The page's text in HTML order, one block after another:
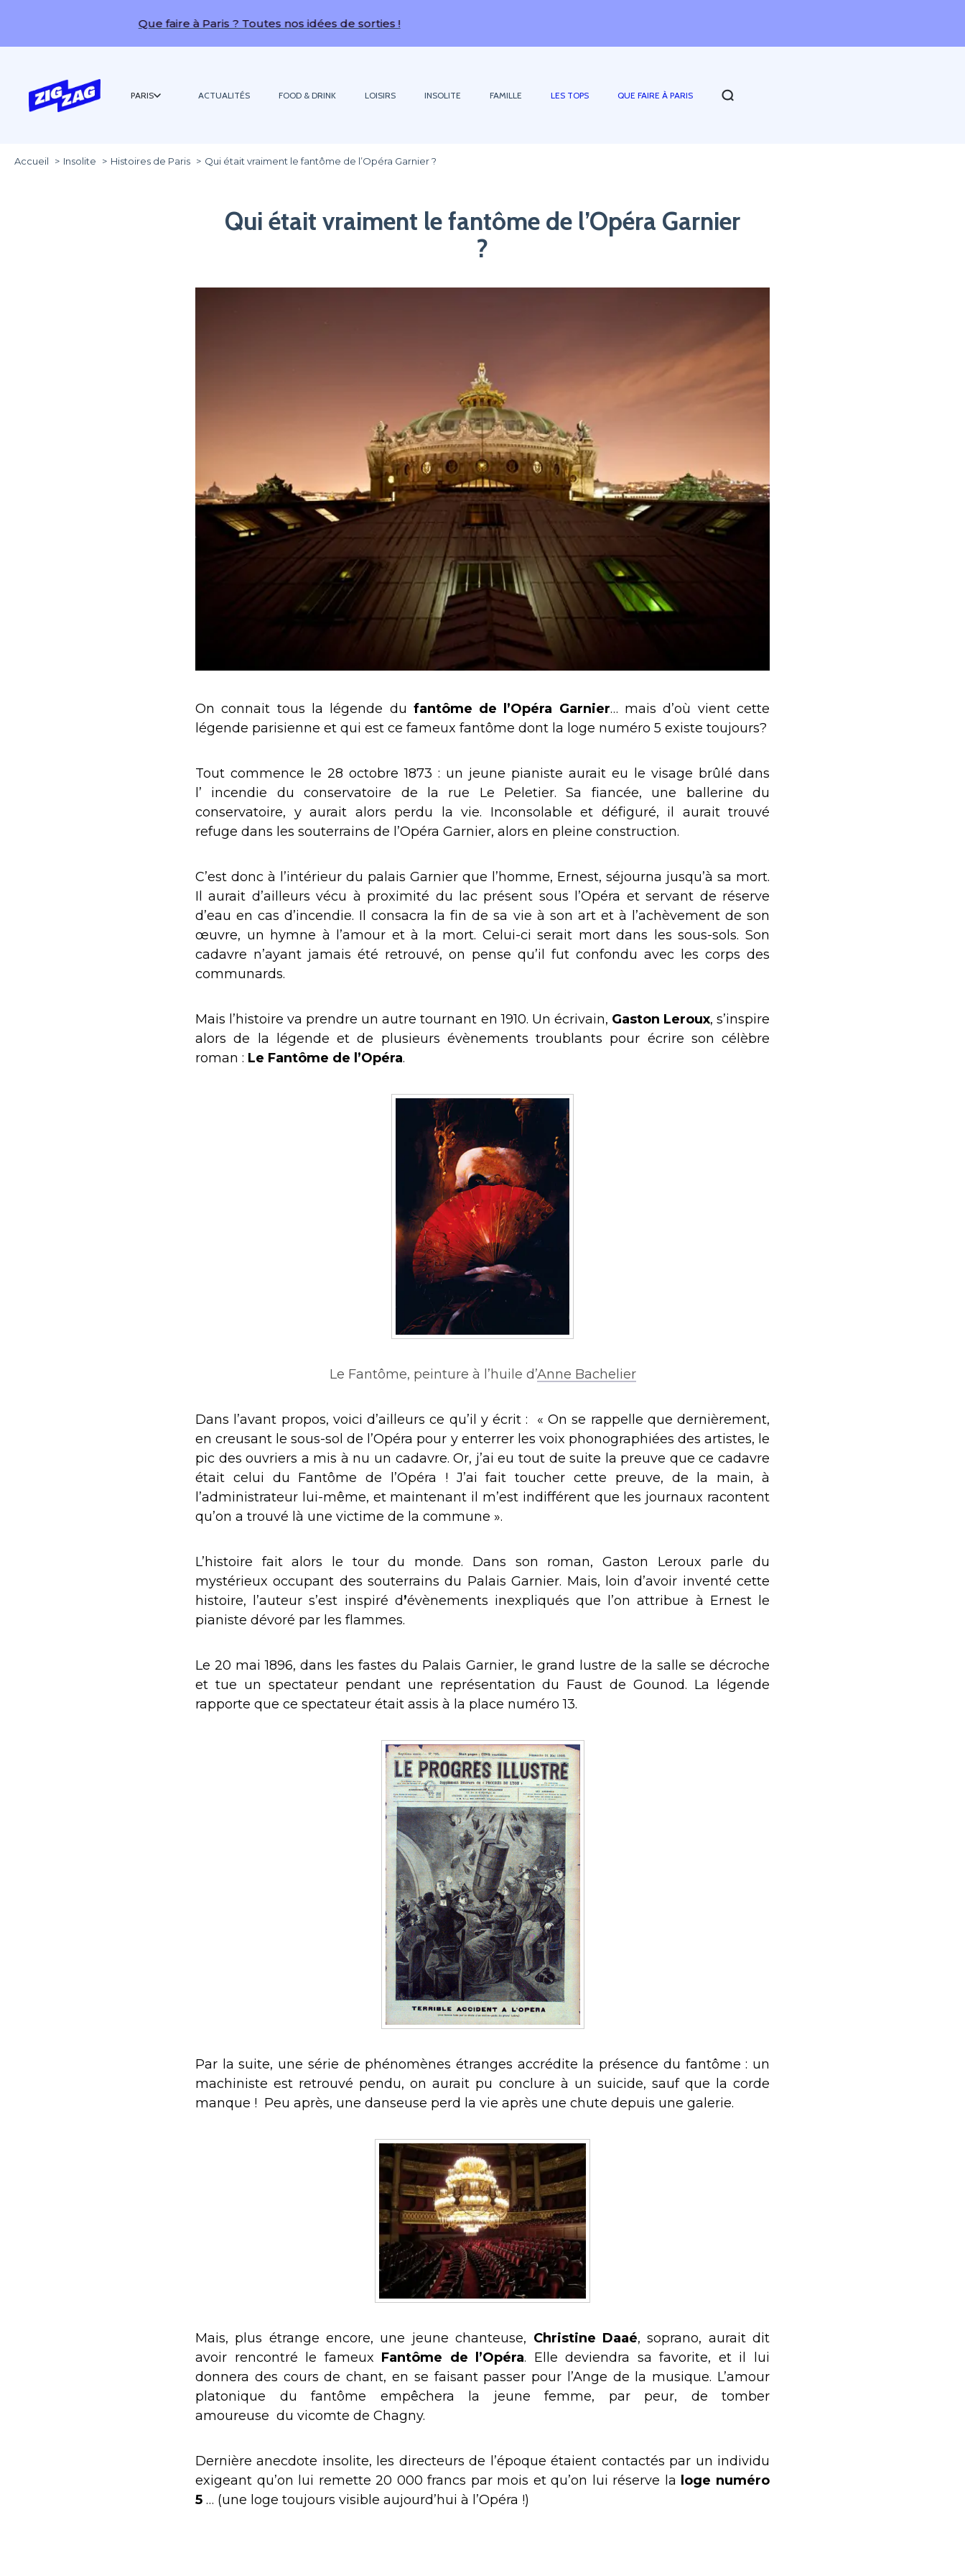
Que faire à Paris ? Toutes nos idées de sorties !
PARIS ACTUALITÉS FOOD & DRINK LOISIRS INSOLITE FAMILLE LES TOPS QUE FAIRE À PARIS
Accueil Insolite Histoires de Paris Qui était vraiment le fantôme de l’Opéra Garnier ?
Qui était vraiment le fantôme de l’Opéra Garnier
?
On connait tous la légende du fantôme de l’Opéra Garnier… mais d’où vient cette
légende parisienne et qui est ce fameux fantôme dont la loge numéro 5 existe toujours?
Tout commence le 28 octobre 1873 : un jeune pianiste aurait eu le visage brûlé dans
l’ incendie du conservatoire de la rue Le Peletier. Sa fiancée, une ballerine du
conservatoire, y aurait alors perdu la vie. Inconsolable et défiguré, il aurait trouvé
refuge dans les souterrains de l’Opéra Garnier, alors en pleine construction.
C’est donc à l’intérieur du palais Garnier que l’homme, Ernest, séjourna jusqu’à sa mort.
Il aurait d’ailleurs vécu à proximité du lac présent sous l’Opéra et servant de réserve
d’eau en cas d’incendie. Il consacra la fin de sa vie à son art et à l’achèvement de son
œuvre, un hymne à l’amour et à la mort. Celui-ci serait mort dans les sous-sols. Son
cadavre n’ayant jamais été retrouvé, on pense qu’il fut confondu avec les corps des
communards.
Mais l’histoire va prendre un autre tournant en 1910. Un écrivain, Gaston Leroux, s’inspire
alors de la légende et de plusieurs évènements troublants pour écrire son célèbre
roman : Le Fantôme de l’Opéra.
Le Fantôme, peinture à l’huile d’Anne Bachelier
Dans l’avant propos, voici d’ailleurs ce qu’il y écrit : « On se rappelle que dernièrement,
en creusant le sous-sol de l’Opéra pour y enterrer les voix phonographiées des artistes, le
pic des ouvriers a mis à nu un cadavre. Or, j’ai eu tout de suite la preuve que ce cadavre
était celui du Fantôme de l’Opéra ! J’ai fait toucher cette preuve, de la main, à
l’administrateur lui-même, et maintenant il m’est indifférent que les journaux racontent
qu’on a trouvé là une victime de la commune ».
L’histoire fait alors le tour du monde. Dans son roman, Gaston Leroux parle du
mystérieux occupant des souterrains du Palais Garnier. Mais, loin d’avoir inventé cette
histoire, l’auteur s’est inspiré d’évènements inexpliqués que l’on attribue à Ernest le
pianiste dévoré par les flammes.
Le 20 mai 1896, dans les fastes du Palais Garnier, le grand lustre de la salle se décroche
et tue un spectateur pendant une représentation du Faust de Gounod. La légende
rapporte que ce spectateur était assis à la place numéro 13.
Par la suite, une série de phénomènes étranges accrédite la présence du fantôme : un
machiniste est retrouvé pendu, on aurait pu conclure à un suicide, sauf que la corde
manque ! Peu après, une danseuse perd la vie après une chute depuis une galerie.
Mais, plus étrange encore, une jeune chanteuse, Christine Daaé, soprano, aurait dit
avoir rencontré le fameux Fantôme de l’Opéra. Elle deviendra sa favorite, et il lui
donnera des cours de chant, en se faisant passer pour l’Ange de la musique. L’amour
platonique du fantôme empêchera la jeune femme, par peur, de tomber
amoureuse du vicomte de Chagny.
Dernière anecdote insolite, les directeurs de l’époque étaient contactés par un individu
exigeant qu’on lui remette 20 000 francs par mois et qu’on lui réserve la loge numéro
5 … (une loge toujours visible aujourd’hui à l’Opéra !)